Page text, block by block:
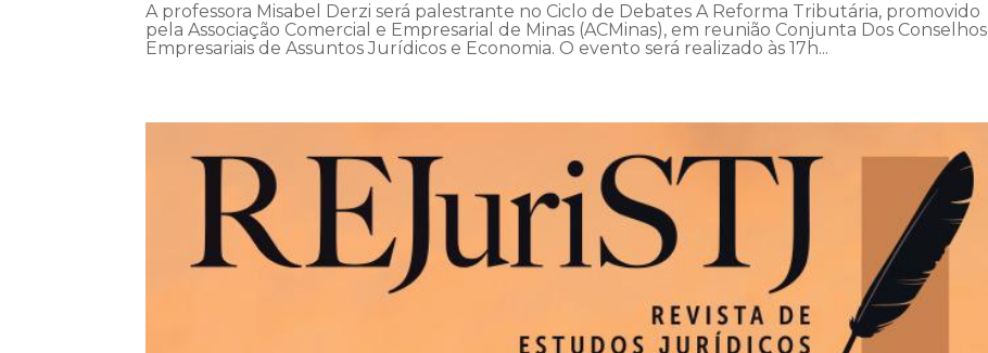
A professora Misabel Derzi será palestrante no Ciclo de Debates A Reforma Tributária, promovido
pela Associação Comercial e Empresarial de Minas (ACMinas), em reunião Conjunta Dos Conselhos
Empresariais de Assuntos Jurídicos e Economia. O evento será realizado às 17h...